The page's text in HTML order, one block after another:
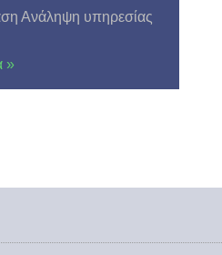
Ανάληψη υπηρεσίας
»